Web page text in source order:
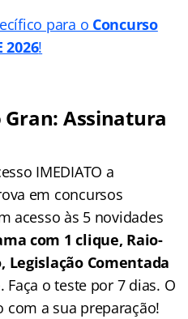
para o Concurso
2026!
Gran: Assinatura
IMEDIATO a
em concursos
acesso às 5 novidades
com 1 clique, Raio-
Legislação Comentada
. Faça o teste por 7 dias. O
a sua preparação!